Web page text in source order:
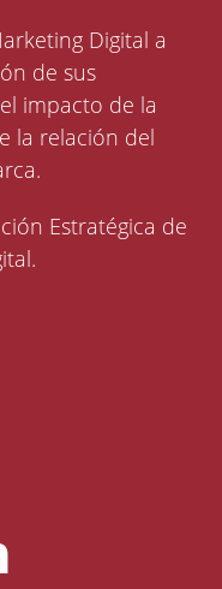
Digital a
de sus
impacto de la
la relación del
Estratégica de